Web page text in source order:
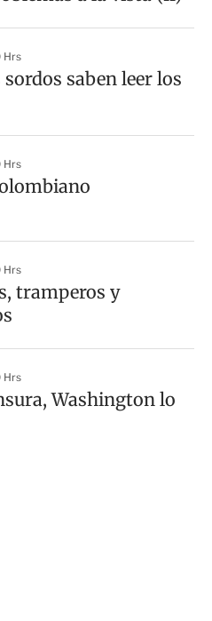
Hrs
saben leer los
Hrs
Hrs
tramperos y
Hrs
Washington lo